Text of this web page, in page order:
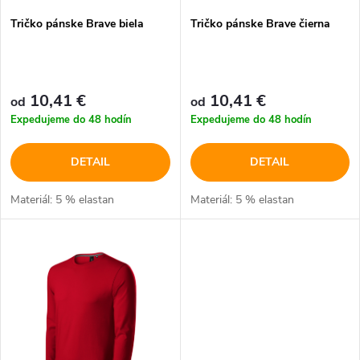
p
o
d
u
p
o
d
u
k
Tričko pánske Brave biela
od 10,41 €
Expedujeme do 48 hodín
DETAIL
Materiál: 5 % elastan
Tričko pánske Brave čierna
od 10,41 €
Expedujeme do 48 hodín
DETAIL
Materiál: 5 % elastan